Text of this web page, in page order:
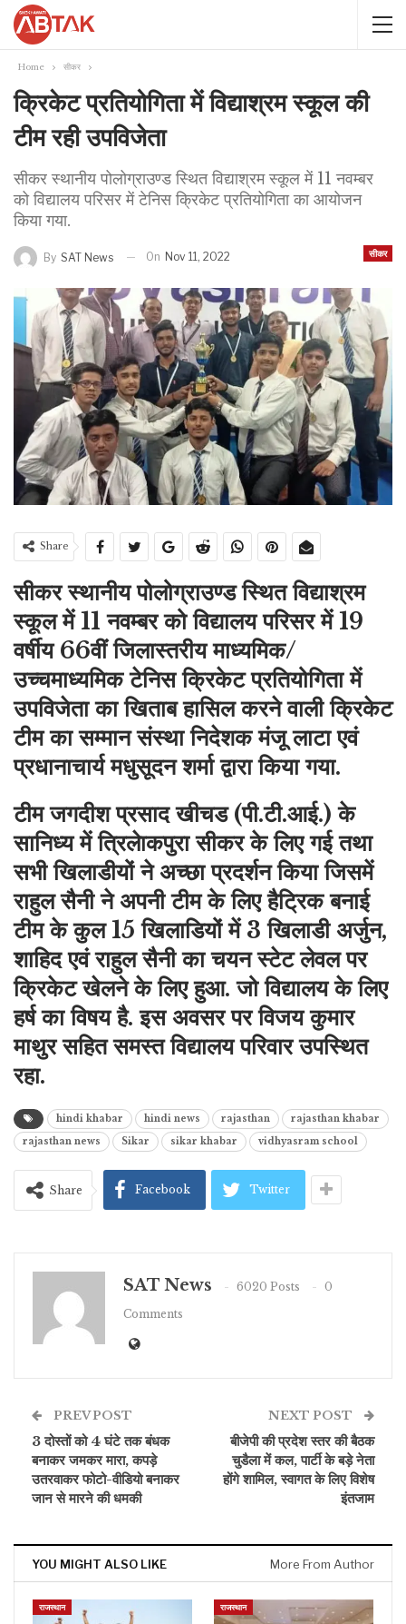
Home सीकर
क्रिकेट प्रतियोगिता में विद्याश्रम स्कूल की
टीम रही उपविजेता
सीकर स्थानीय पोलोग्राउण्ड स्थित विद्याश्रम स्कूल में 11 नवम्बर
को विद्यालय परिसर में टेनिस क्रिकेट प्रतियोगिता का आयोजन
किया गया.
सीकर
By SAT News On Nov 11, 2022
Share
सीकर स्थानीय पोलोग्राउण्ड स्थित विद्याश्रम
स्कूल में 11 नवम्बर को विद्यालय परिसर में 19
वर्षीय 66वीं जिलास्तरीय माध्यमिक/
उच्चमाध्यमिक टेनिस क्रिकेट प्रतियोगिता में
उपविजेता का खिताब हासिल करने वाली क्रिकेट
टीम का सम्मान संस्था निदेशक मंजू लाटा एवं
प्रधानाचार्य मधुसूदन शर्मा द्वारा किया गया.
टीम जगदीश प्रसाद खीचड (पी.टी.आई.) के
सानिध्य में त्रिलेाकपुरा सीकर के लिए गई तथा
सभी खिलाडीयों ने अच्छा प्रदर्शन किया जिसमें
राहुल सैनी ने अपनी टीम के लिए हैट्रिक बनाई
टीम के कुल 15 खिलाडियों में 3 खिलाडी अर्जुन,
शाहिद एवं राहुल सैनी का चयन स्टेट लेवल पर
क्रिकेट खेलने के लिए हुआ. जो विद्यालय के लिए
हर्ष का विषय है. इस अवसर पर विजय कुमार
माथुर सहित समस्त विद्यालय परिवार उपस्थित
रहा.
hindi khabar hindi news rajasthan
rajasthan khabar
rajasthan news
Sikar sikar khabar vidhyasram school
Share Facebook Twitter
SAT News 6020 Posts
0
Comments
PREV POST
3 दोस्तों को 4 घंटे तक बंधक
बनाकर जमकर मारा, कपड़े
उतरवाकर फोटो-वीडियो बनाकर
जान से मारने की धमकी
NEXT POST
बीजेपी की प्रदेश स्तर की बैठक
चुडैला में कल, पार्टी के बड़े नेता
होंगे शामिल, स्वागत के लिए विशेष
इंतजाम
YOU MIGHT ALSO LIKE More From Author
राजस्थान राजस्थान